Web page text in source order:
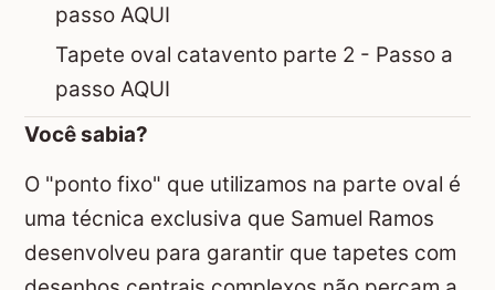
passo AQUI
Tapete oval catavento parte 2 - Passo a
passo AQUI
Você sabia?
O "ponto fixo" que utilizamos na parte oval é
uma técnica exclusiva que Samuel Ramos
desenvolveu para garantir que tapetes com